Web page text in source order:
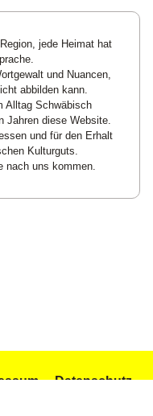
jede Heimat hat
und Nuancen,
abbilden kann.
Alltag Schwäbisch
diese Website.
und für den Erhalt
Kulturguts.
nach uns kommen.
Datenschutz